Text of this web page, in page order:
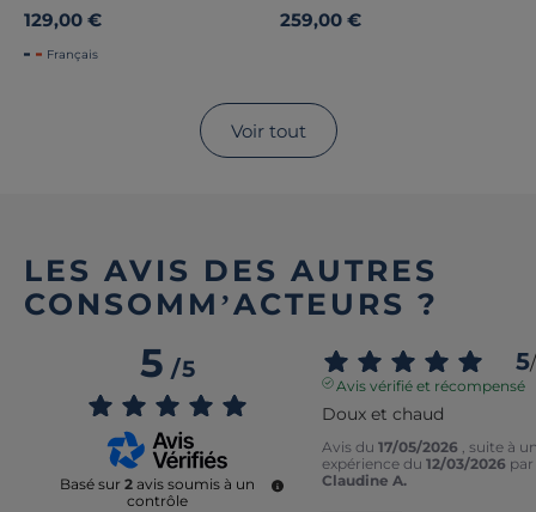
129,00 €
Français
259,00 €
Voir tout
LES AVIS DES AUTRES
CONSOMM’ACTEURS ?
5/5
Basé sur 2 avis soumis à un
contrôle
5/
Avis vérifié et récompensé
Doux et chaud
Avis du 17/05/2026
, suite à
expérience du 12/03/2026 par
Claudine A.